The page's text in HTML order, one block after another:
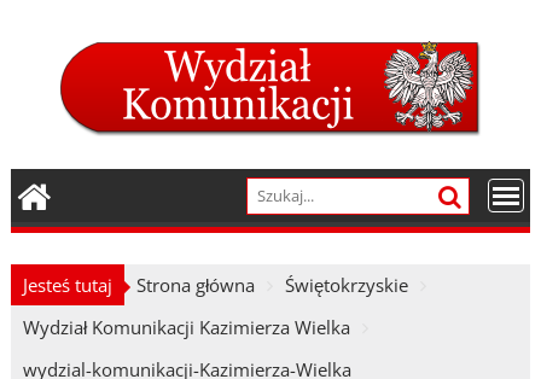
Jesteś tutaj Strona główna
Świętokrzyskie
Wydział Komunikacji Kazimierza Wielka
wydzial-komunikacji-Kazimierza-Wielka